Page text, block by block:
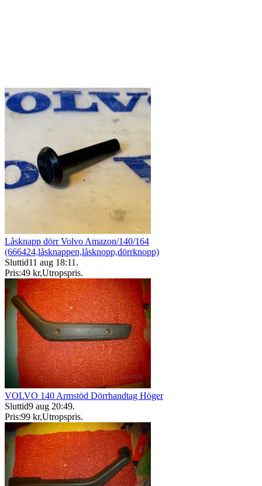
Låsknapp dörr Volvo Amazon/140/164
(666424,låsknappen,låsknopp,dörrknopp)
Sluttid11 aug 18:11 .
Pris:49 kr,Utropspris.
VOLVO 140 Armstöd Dörrhandtag Höger
Sluttid9 aug 20:49.
Pris:99 kr,Utropspris.